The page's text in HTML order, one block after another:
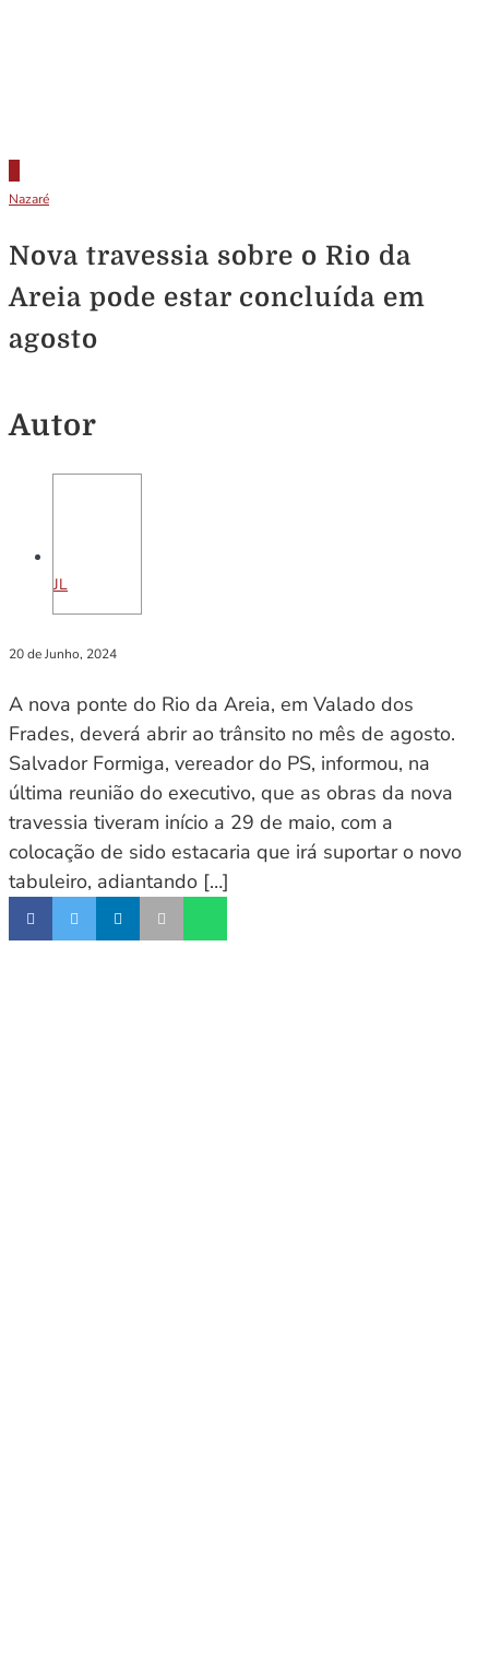
Nazaré
Nova travessia sobre o Rio da
Areia pode estar concluída em
agosto
Autor
JL
20 de Junho, 2024
A nova ponte do Rio da Areia, em Valado dos
Frades, deverá abrir ao trânsito no mês de agosto.
Salvador Formiga, vereador do PS, informou, na
última reunião do executivo, que as obras da nova
travessia tiveram início a 29 de maio, com a
colocação de sido estacaria que irá suportar o novo
tabuleiro, adiantando […]